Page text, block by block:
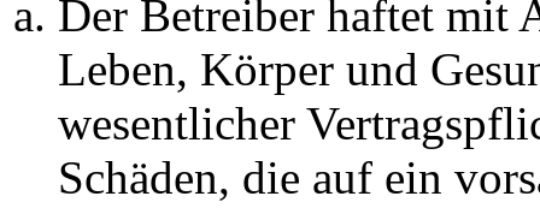
Der Betreiber haftet mit
Leben, Körper und
wesentlicher
Schäden, die auf ein